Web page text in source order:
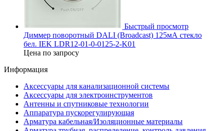
Быстрый просмотр
Диммер поворотный DALI (Broadcast) 125мА стекло
бел. IEK LDR12-01-0-0125-2-K01
Цена по запросу
Информация
Аксессуары для канализационной системы
Аксессуары для электроинструментов
Антенны и спутниковые технологии
Аппаратура пускорегулирующая
Арматура кабельная/Изоляционные материалы